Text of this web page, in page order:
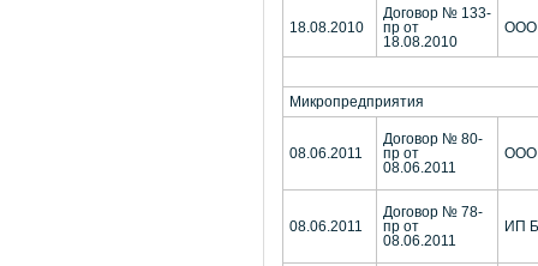
18.08.2010
Договор № 133-
пр от
18.08.2010
ООО
Микропредприятия
08.06.2011
Договор № 80-
пр от
08.06.2011
ООО
08.06.2011
Договор № 78-
пр от
08.06.2011
ИП